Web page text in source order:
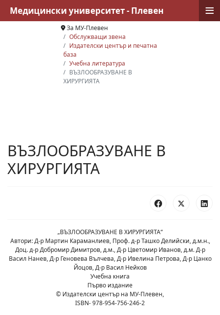
За МУ-Плевен
Обслужващи звена
Издателски център и печатна
база
Учебна литература
ВЪЗЛООБРАЗУВАНЕ В
ХИРУРГИЯТА
ВЪЗЛООБРАЗУВАНЕ В
ХИРУРГИЯТА
„ВЪЗЛООБРАЗУВАНЕ В ХИРУРГИЯТА“
Автори: Д-р Мартин Караманлиев, Проф. д-р Ташко Делийски, д.м.н.,
Доц. д-р Добромир Димитров, д.м., Д-р Цветомир Иванов, д.м. Д-р
Васил Нанев, Д-р Геновева Вълчева, Д-р Ивелина Петрова, Д-р Цанко
Йоцов, Д-р Васил Нейков
Учебна книга
Първо издание
© Издателски център на МУ-Плевен,
ISBN- 978-954-756-246-2
Медицински университет - Плевен ≡